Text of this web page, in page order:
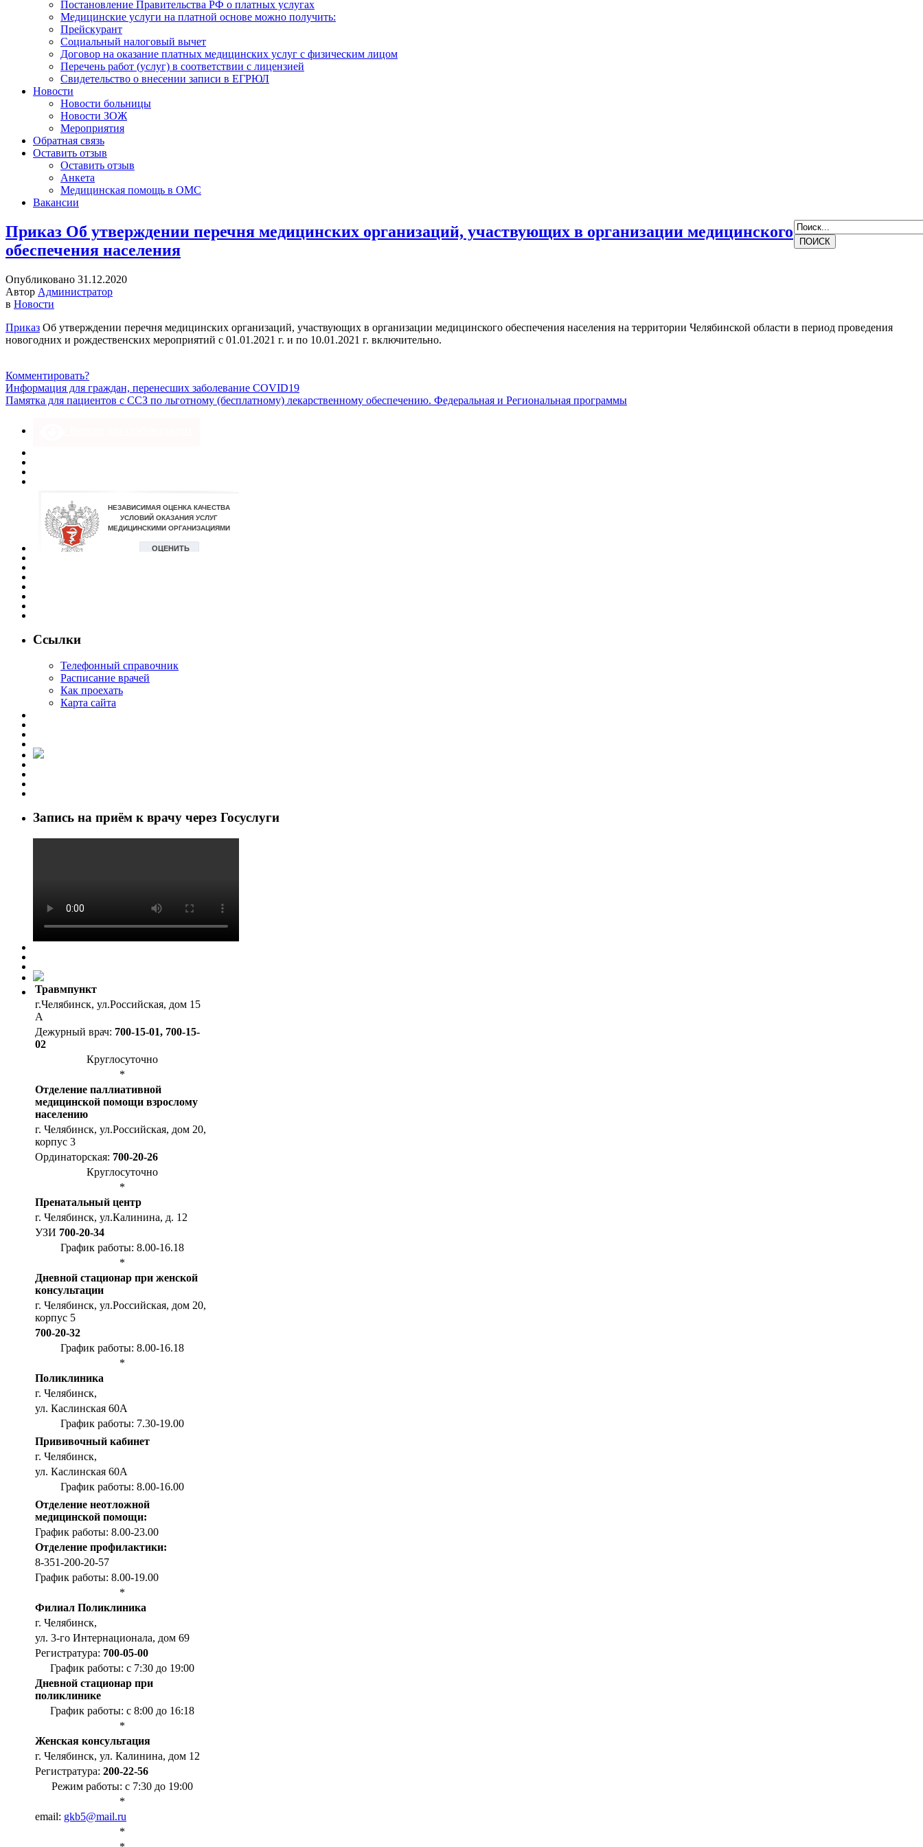
Постановление Правительства РФ о платных услугах
Медицинские услуги на платной основе можно получить:
Прейскурант
Социальный налоговый вычет
Договор на оказание платных медицинских услуг с физическим лицом
Перечень работ (услуг) в соответствии с лицензией
Свидетельство о внесении записи в ЕГРЮЛ
Новости
Новости больницы
Новости ЗОЖ
Мероприятия
Обратная связь
Оставить отзыв
Оставить отзыв
Анкета
Медицинская помощь в ОМС
Вакансии
Приказ Об утверждении перечня медицинских организаций, участвующих в организации медицинского
обеспечения населения
Опубликовано 31.12.2020
Автор Администратор
в Новости
Приказ Об утверждении перечня медицинских организаций, участвующих в организации медицинского обеспечения населения на территории Челябинской области в период проведения
новогодних и рождественских мероприятий с 01.01.2021 г. и по 10.01.2021 г. включительно.
Комментировать?
Информация для граждан, перенесших заболевание COVID19
Памятка для пациентов с ССЗ по льготному (бесплатному) лекарственному обеспечению. Федеральная и Региональная программы
Ссылки
Телефонный справочник
Расписание врачей
Как проехать
Карта сайта
Запись на приём к врачу через Госуслуги
Травмпункт
г.Челябинск, ул.Российская, дом 15
А
Дежурный врач: 700-15-01, 700-15-
02
Круглосуточно
*
Отделение паллиативной
медицинской помощи взрослому
населению
г. Челябинск, ул.Российская, дом 20,
корпус 3
Ординаторская: 700-20-26
Круглосуточно
*
Пренатальный центр
г. Челябинск, ул.Калинина, д. 12
УЗИ 700-20-34
График работы: 8.00-16.18
*
Дневной стационар при женской
консультации
г. Челябинск, ул.Российская, дом 20,
корпус 5
700-20-32
График работы: 8.00-16.18
*
Поликлиника
г. Челябинск,
ул. Каслинская 60А
График работы: 7.30-19.00
Прививочный кабинет
г. Челябинск,
ул. Каслинская 60А
График работы: 8.00-16.00
Отделение неотложной
медицинской помощи:
График работы: 8.00-23.00
Отделение профилактики:
8-351-200-20-57
График работы: 8.00-19.00
*
Филиал Поликлиника
г. Челябинск,
ул. 3-го Интернационала, дом 69
Регистратура: 700-05-00
График работы: с 7:30 до 19:00
Дневной стационар при
поликлинике
График работы: с 8:00 до 16:18
*
Женская консультация
г. Челябинск, ул. Калинина, дом 12
Регистратура: 200-22-56
Режим работы: с 7:30 до 19:00
*
email: gkb5@mail.ru
*